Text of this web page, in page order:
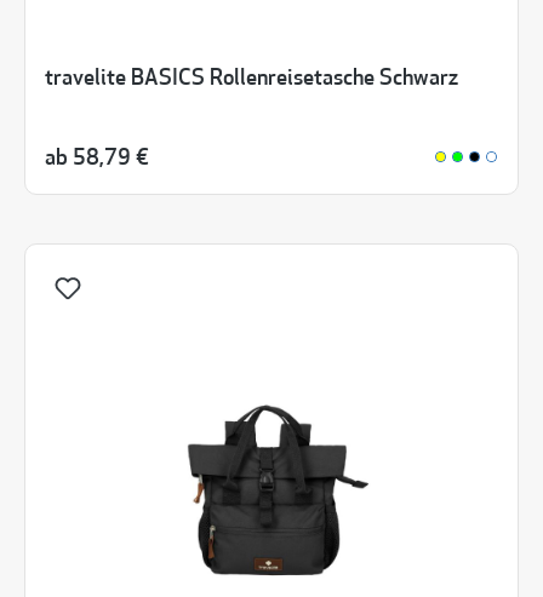
travelite BASICS Rollenreisetasche Schwarz
ab 58,79 €